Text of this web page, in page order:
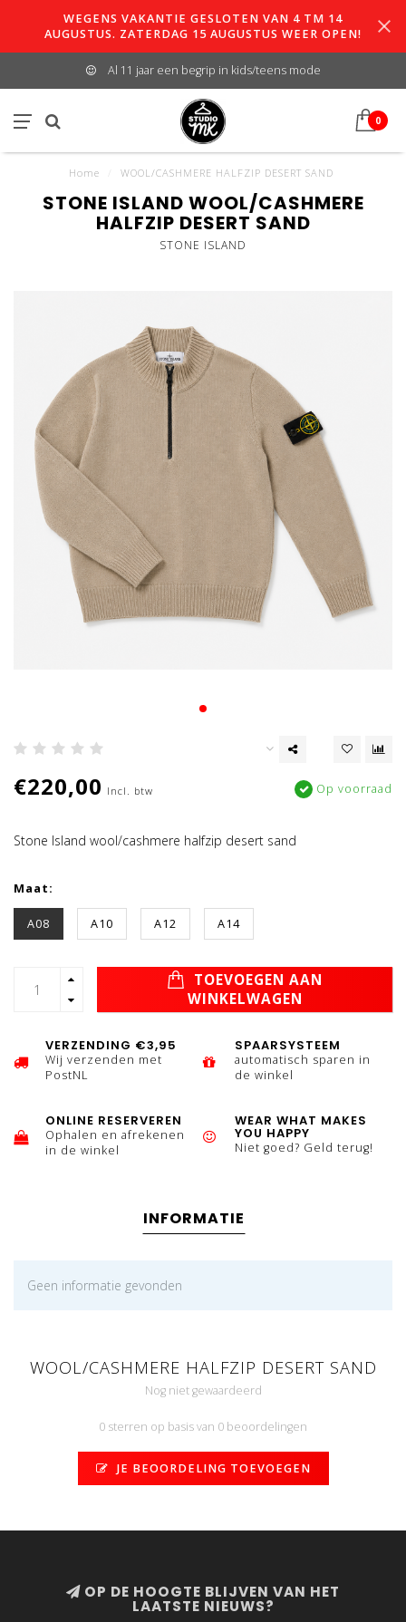
WEGENS VAKANTIE GESLOTEN VAN 4 TM 14
AUGUSTUS. ZATERDAG 15 AUGUSTUS WEER OPEN!
Al 11 jaar een begrip in kids/teens mode
0
Home WOOL/CASHMERE HALFZIP DESERT SAND
STONE ISLAND WOOL/CASHMERE
HALFZIP DESERT SAND
STONE ISLAND
€220,00 Incl. btw Op voorraad
Stone Island wool/cashmere halfzip desert sand
Maat:
A08 A10 A12 A14
TOEVOEGEN AAN
WINKELWAGEN
VERZENDING €3,95
Wij verzenden met
PostNL
SPAARSYSTEEM
automatisch sparen in
de winkel
ONLINE RESERVEREN
Ophalen en afrekenen
in de winkel
WEAR WHAT MAKES
YOU HAPPY
Niet goed? Geld terug!
INFORMATIE
Geen informatie gevonden
WOOL/CASHMERE HALFZIP DESERT SAND
Nog niet gewaardeerd
0 sterren op basis van 0 beoordelingen
JE BEOORDELING TOEVOEGEN
OP DE HOOGTE BLIJVEN VAN HET
LAATSTE NIEUWS?